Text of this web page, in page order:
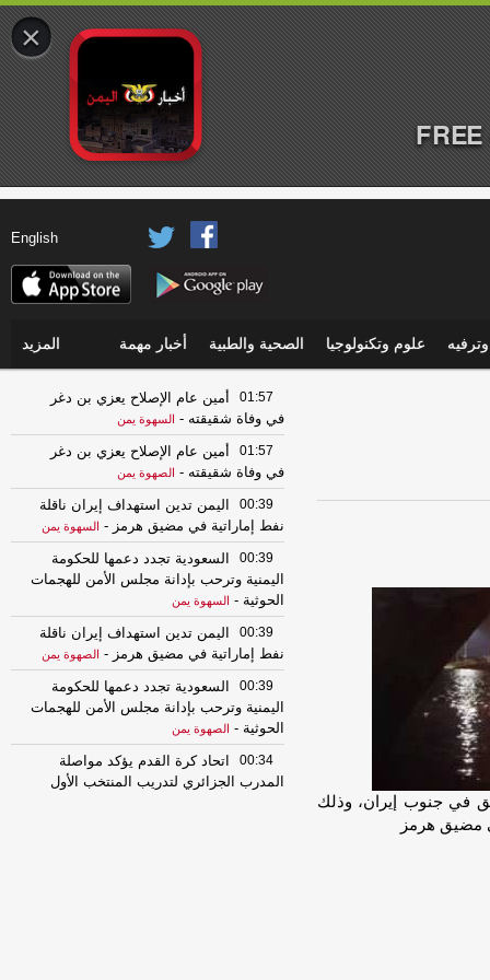
English
علوم وتكنولوجيا الصحية والطبية أخبار مهمة المزيد
في جنوب إيران، وذلك
مضيق هرمز
01:57
أمين عام الإصلاح يعزي بن دغر
في وفاة شقيقته - السهوة يمن
01:57
أمين عام الإصلاح يعزي بن دغر
في وفاة شقيقته - الصهوة يمن
00:39
اليمن تدين استهداف إيران ناقلة
نفط إماراتية في مضيق هرمز - السهوة يمن
00:39
السعودية تجدد دعمها للحكومة
اليمنية وترحب بإدانة مجلس الأمن للهجمات
الحوثية - السهوة يمن
00:39
اليمن تدين استهداف إيران ناقلة
نفط إماراتية في مضيق هرمز - الصهوة يمن
00:39
السعودية تجدد دعمها للحكومة
اليمنية وترحب بإدانة مجلس الأمن للهجمات
الحوثية - الصهوة يمن
00:34
اتحاد كرة القدم يؤكد مواصلة
المدرب الجزائري لتدريب المنتخب الأول
×